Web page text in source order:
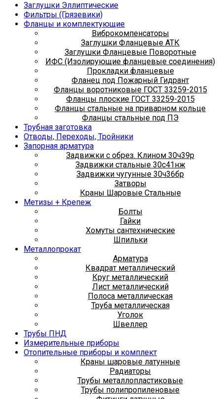
Заглушки Эллиптические
Фильтры (Грязевики)
Фланцы и комплектующие
Виброкомпенсаторы
Заглушки Фланцевые АТК
Заглушки Фланцевые Поворотные
ИФС (Изолирующие фланцевые соединения)
Прокладки фланцевые
Фланец под Пожарный Гидрант
Фланцы воротниковые ГОСТ 33259-2015
Фланцы плоские ГОСТ 33259-2015
Фланцы стальные на приварном кольце
Фланцы стальные под ПЭ
Трубная заготовка
Отводы, Переходы, Тройники
Запорная арматура
Задвижки с обрез. Клином 30ч39р
Задвижки стальные 30с41нж
Задвижки чугунные 30ч36бр
Затворы
Краны Шаровые Стальные
Метизы + Крепеж
Болты
Гайки
Хомуты сантехнические
Шпильки
Металлопрокат
Арматура
Квадрат металлический
Круг металлический
Лист металлический
Полоса металлическая
Труба металлическая
Уголок
Швеллер
Трубы ПНД
Измерительные приборы
Отопительные приборы и комплект
Краны шаровые латунные
Радиаторы
Трубы металлопластиковые
Трубы полипропиленовые